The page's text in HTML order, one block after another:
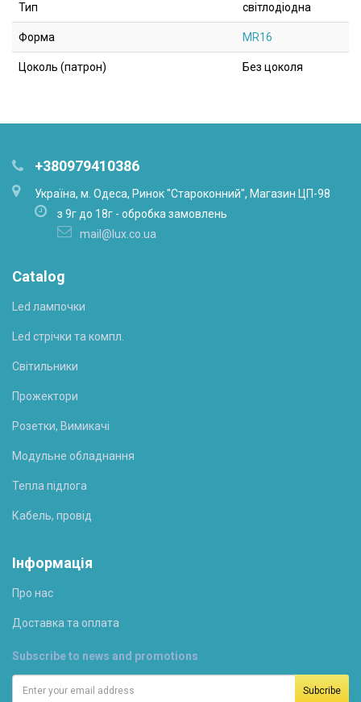
Тип світлодіодна
Форма MR16
Цоколь (патрон) Без цоколя
+380979410386
Українa, м. Одеса, Ринок "Староконний", Магазин ЦП-98
з 9г до 18г - обробка замовлень
mail@lux.co.ua
Catalog
Led лампочки
Led стрічки та компл.
Світильники
Прожектори
Розетки, Вимикачі
Модульне обладнання
Тепла підлога
Кабель, провід
Інформація
Про нас
Доставка та оплата
Subscribe to news and promotions